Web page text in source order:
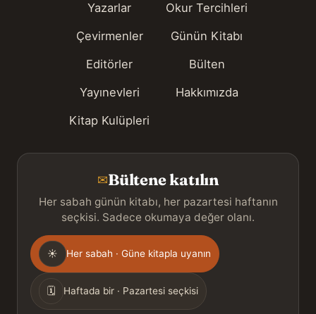
Yazarlar
Çevirmenler
Editörler
Yayınevleri
Kitap Kulüpleri
Okur Tercihleri
Günün Kitabı
Bülten
Hakkımızda
✉Bültene katılın
Her sabah günün kitabı, her pazartesi haftanın
seçkisi. Sadece okumaya değer olanı.
Gönderim
sıklığı
☀ Her sabah · Güne kitapla uyanın
🗓 Haftada bir · Pazartesi seçkisi